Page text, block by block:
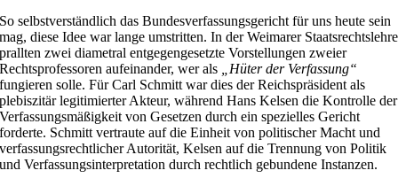
So selbstverständlich das Bundesverfassungsgericht für uns heute sein
mag, diese Idee war lange umstritten. In der Weimarer Staatsrechtslehre
prallten zwei diametral entgegengesetzte Vorstellungen zweier
Rechtsprofessoren aufeinander, wer als
„Hüter der Verfassung“
fungieren solle. Für Carl Schmitt war dies der Reichspräsident als
plebiszitär legitimierter Akteur, während Hans Kelsen die Kontrolle der
Verfassungsmäßigkeit von Gesetzen durch ein spezielles Gericht
forderte. Schmitt vertraute auf die Einheit von politischer Macht und
verfassungsrechtlicher Autorität, Kelsen auf die Trennung von Politik
und Verfassungsinterpretation durch rechtlich gebundene Instanzen.